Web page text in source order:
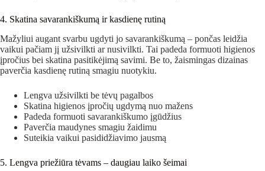
4. Skatina savarankiškumą ir kasdienę rutiną
Mažyliui augant svarbu ugdyti jo savarankiškumą – pončas leidžia
vaikui pačiam jį užsivilkti ar nusivilkti. Tai padeda formuoti higienos
įpročius bei skatina pasitikėjimą savimi. Be to, žaismingas dizainas
paverčia kasdienę rutiną smagiu nuotykiu.
Lengva užsivilkti be tėvų pagalbos
Skatina higienos įpročių ugdymą nuo mažens
Padeda formuoti savarankiškumo įgūdžius
Paverčia maudynes smagiu žaidimu
Suteikia vaikui pasididžiavimo jausmą
5. Lengva priežiūra tėvams – daugiau laiko šeimai